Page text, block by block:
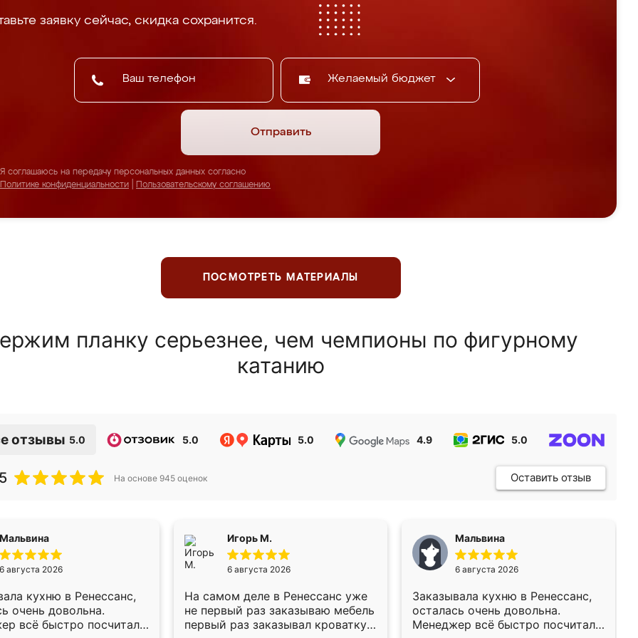
заявку сейчас, скидка сохранится.
Желаемый бюджет
Отправить
Я соглашаюсь на передачу персональных данных согласно
Политике конфиденциальности
Пользовательскому соглашению
ПОСМОТРЕТЬ МАТЕРИАЛЫ
планку серьезнее, чем чемпионы по фигурному
катанию
отзывы 5.0 5.0 5.0 4.9 5.0
На основе 945 оценок Оставить отзыв
Мальвина
6 августа 2026
кухню в Ренессанс,
очень довольна.
всё быстро посчитала,
Игорь М.
6 августа 2026
На самом деле в Ренессанс уже
не первый раз заказываю мебель
первый раз заказывал кроватку
Мальвина
6 августа 2026
Заказывала кухню в Ренессанс,
осталась очень довольна.
Менеджер всё быстро посчитала,